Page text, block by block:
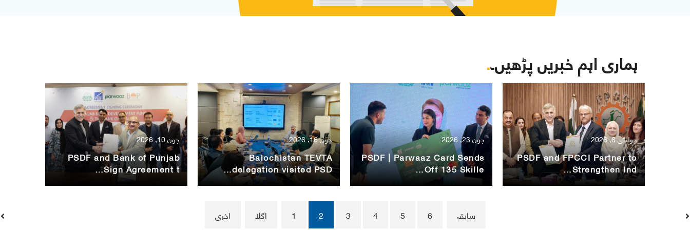
ہماری اہم خبریں پڑھیں۔.
جولائی 6, 2026
PSDF and FPCCI Partner to
Strengthen Ind…
جون 23, 2026
PSDF | Parwaaz Card Sends
Off 135 Skille…
جون 16, 2026
Balochistan TEVTA
delegation visited PSD…
جون 10, 2026
PSDF and Bank of Punjab
Sign Agreement t…
سابقہ 1 2 3 4 5 6 اگلا اخری